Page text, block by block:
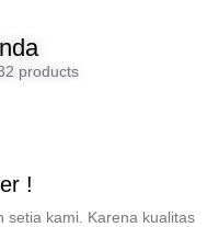
products
!
setia kami. Karena kualitas